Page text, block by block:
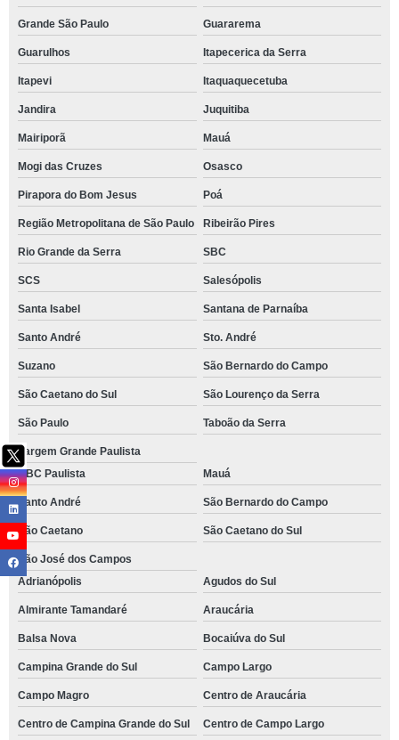
Grande São Paulo Guararema
Guarulhos Itapecerica da Serra
Itapevi Itaquaquecetuba
Jandira Juquitiba
Mairiporã Mauá
Mogi das Cruzes Osasco
Pirapora do Bom Jesus Poá
Região Metropolitana de São Paulo Ribeirão Pires
Rio Grande da Serra SBC
SCS Salesópolis
Santa Isabel Santana de Parnaíba
Santo André Sto. André
Suzano São Bernardo do Campo
São Caetano do Sul São Lourenço da Serra
São Paulo Taboão da Serra
Vargem Grande Paulista
ABC Paulista
Mauá
Santo André São Bernardo do Campo
São Caetano São Caetano do Sul
São José dos Campos
Adrianópolis
Agudos do Sul
Almirante Tamandaré Araucária
Balsa Nova Bocaiúva do Sul
Campina Grande do Sul Campo Largo
Campo Magro Centro de Araucária
Centro de Campina Grande do Sul Centro de Campo Largo